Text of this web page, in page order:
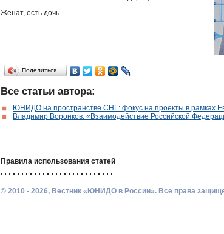
Женат, есть дочь.
Поделиться…
Все статьи автора:
ЮНИДО на пространстве СНГ: фокус на проекты в рамках
Владимир Воронков: «Взаимодействие Российской
Правила использования статей
© 2010 - 2026, Вестник «ЮНИДО в России». Все права